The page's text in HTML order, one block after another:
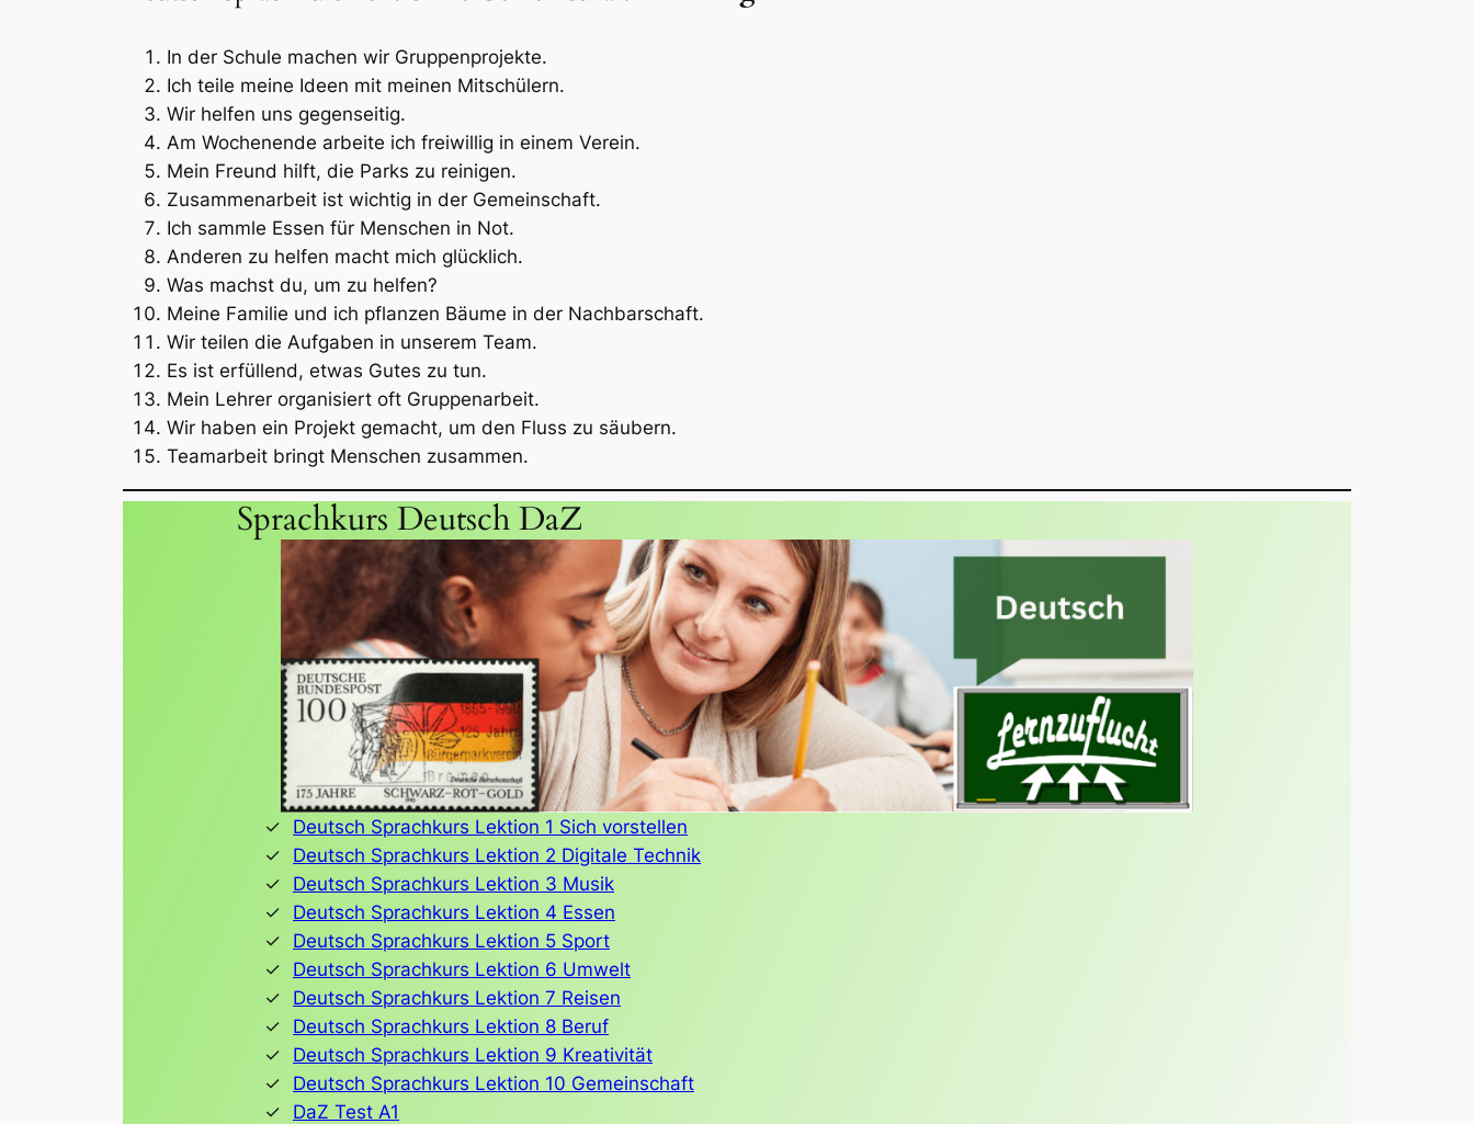
In der Schule machen wir Gruppenprojekte.
Ich teile meine Ideen mit meinen Mitschülern.
Wir helfen uns gegenseitig.
Am Wochenende arbeite ich freiwillig in einem Verein.
Mein Freund hilft, die Parks zu reinigen.
Zusammenarbeit ist wichtig in der Gemeinschaft.
Ich sammle Essen für Menschen in Not.
Anderen zu helfen macht mich glücklich.
Was machst du, um zu helfen?
Meine Familie und ich pflanzen Bäume in der Nachbarschaft.
Wir teilen die Aufgaben in unserem Team.
Es ist erfüllend, etwas Gutes zu tun.
Mein Lehrer organisiert oft Gruppenarbeit.
Wir haben ein Projekt gemacht, um den Fluss zu säubern.
Teamarbeit bringt Menschen zusammen.
Sprachkurs Deutsch DaZ
Deutsch Sprachkurs Lektion 1 Sich vorstellen
Deutsch Sprachkurs Lektion 2 Digitale Technik
Deutsch Sprachkurs Lektion 3 Musik
Deutsch Sprachkurs Lektion 4 Essen
Deutsch Sprachkurs Lektion 5 Sport
Deutsch Sprachkurs Lektion 6 Umwelt
Deutsch Sprachkurs Lektion 7 Reisen
Deutsch Sprachkurs Lektion 8 Beruf
Deutsch Sprachkurs Lektion 9 Kreativität
Deutsch Sprachkurs Lektion 10 Gemeinschaft
DaZ Test A1